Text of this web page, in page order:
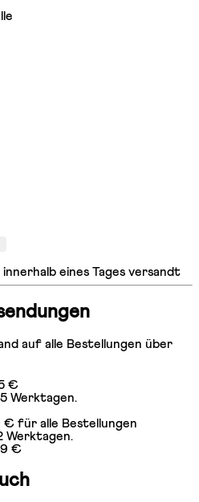
eines Tages versandt
auf alle Bestellungen über
€
Werktagen.
€ für alle Bestellungen
Werktagen.
€